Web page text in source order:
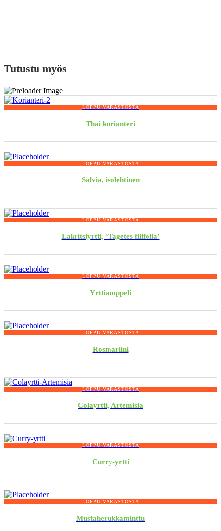
Tutustu myös
LOPPU VARASTOSTA
Thai korianteri
LOPPU VARASTOSTA
Salvia, isolehtinen
LOPPU VARASTOSTA
Lakritsiyrtti, ‘Tagetes filifolia’
LOPPU VARASTOSTA
Yrttiamppeli
LOPPU VARASTOSTA
Rosmariini
LOPPU VARASTOSTA
Colayrtti, Artemisia
LOPPU VARASTOSTA
Curry-yrtti
LOPPU VARASTOSTA
Mustaherukkaminttu